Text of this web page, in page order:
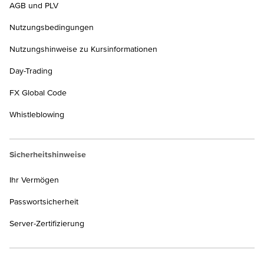
AGB und PLV
Nutzungsbedingungen
Nutzungshinweise zu Kursinformationen
Day-Trading
FX Global Code
Whistleblowing
Sicherheitshinweise
Ihr Vermögen
Passwortsicherheit
Server-Zertifizierung